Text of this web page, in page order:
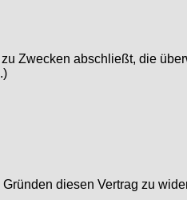
Zwecken abschließt, die
diesen Vertrag zu